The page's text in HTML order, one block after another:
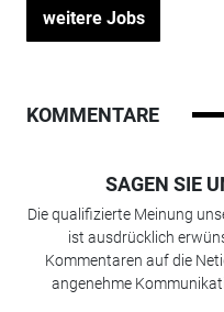
weitere Jobs
KOMMENTARE
SAGEN SIE
Die qualifizierte Meinung
ist ausdrücklich
Kommentaren auf die
angenehme